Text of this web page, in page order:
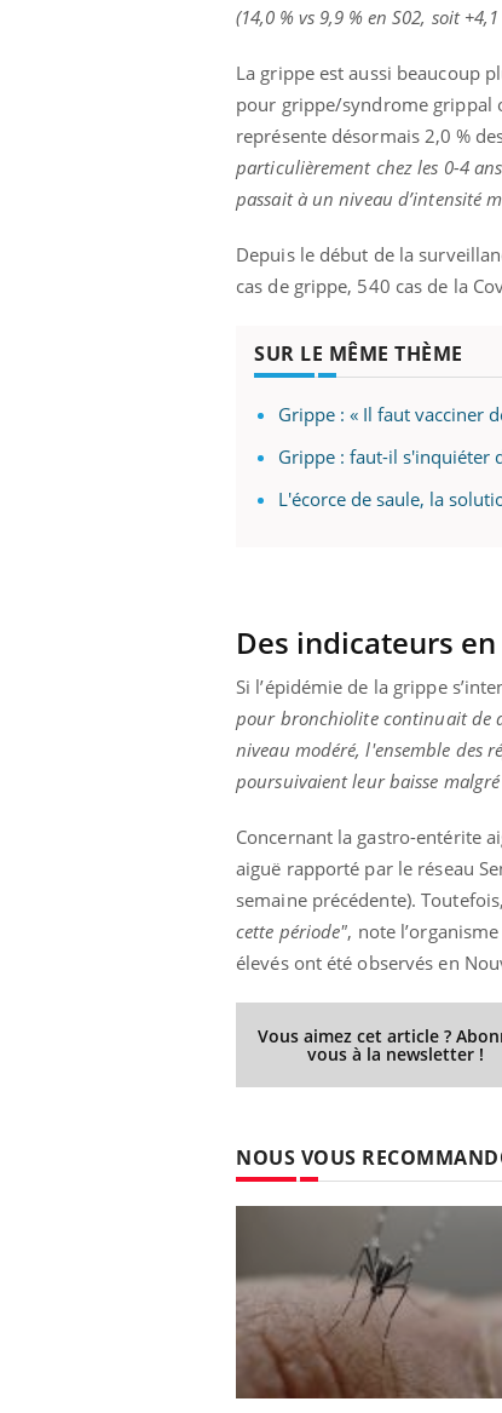
(14,0 % vs 9,9 % enS02, soit
La grippe est aussi beaucoup
pour grippe/syndrome grippal
représente désormais 2,0 %
particulièrement chez les 0-4
passait à un niveau d’intensité
Depuis le début de la
cas de grippe, 540 cas de la
SUR LE MÊME THÈME
Grippe : « Il faut vacciner
Grippe : faut-il s'inquiéter
L'écorce de saule, la
Des indicateurs
Si l’épidémie de la grippe
pour bronchiolite continuait de
niveau modéré, l'ensemble des
poursuivaient leur baisse
Concernant la gastro-entérite
aiguë rapporté par le réseau
semaine précédente).
cette période", note
élevés ont été observés en
Vous aimez cet article ?
vous à la newsletter !
NOUS VOUS
Diabète & Ramadan 2026 Youtube
Le Ramadan approche, et, pour de
nombreuses personnes atteintes de
diabète, c'est une période de questions, de